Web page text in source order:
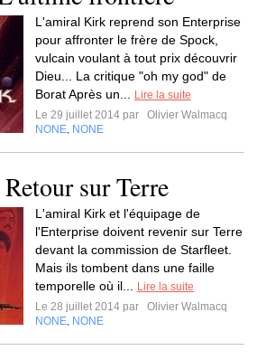
L'amiral Kirk reprend son Enterprise
pour affronter le frère de Spock,
vulcain voulant à tout prix découvrir
Dieu... La critique "oh my god" de
Borat Après un...
Lire la suite
Le 29 juillet 2014 par
Olivier Walmacq
NONE NONE
sur Terre
L'amiral Kirk et l'équipage de
l'Enterprise doivent revenir sur Terre
devant la commission de Starfleet.
Mais ils tombent dans une faille
temporelle où il...
Lire la suite
Le 28 juillet 2014 par
Olivier Walmacq
NONE NONE